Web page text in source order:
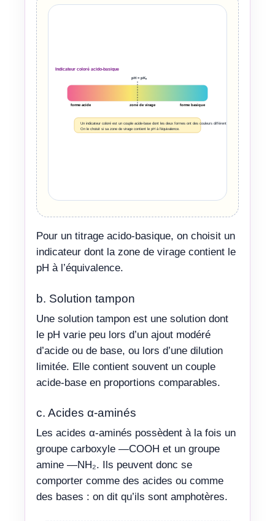
Indicateur coloré acido-basique
forme acide zone de virage forme basique
pH ≈ pKₐ
Un indicateur coloré est un couple acide-base dont les deux formes ont des couleurs différentes.
On le choisit si sa zone de virage contient le pH à l’équivalence.
Pour un titrage acido-basique, on choisit un
indicateur dont la zone de virage contient le
pH à l’équivalence.
b. Solution tampon
Une solution tampon est une solution dont
le pH varie peu lors d’un ajout modéré
d’acide ou de base, ou lors d’une dilution
limitée. Elle contient souvent un couple
acide-base en proportions comparables.
c. Acides α-aminés
Les acides α-aminés possèdent à la fois un
groupe carboxyle —COOH et un groupe
amine —NH₂. Ils peuvent donc se
comporter comme des acides ou comme
des bases : on dit qu’ils sont amphotères.